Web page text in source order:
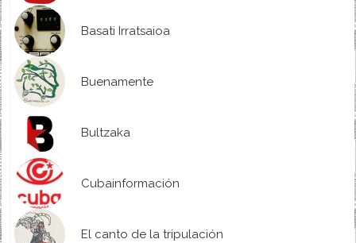
Basati Irratsaioa
Buenamente
Bultzaka
Cubainformación
El canto de la tripulación